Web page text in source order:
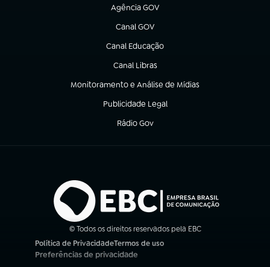
Agência GOV
(abre em nova aba)
Canal GOV
(abre em nova aba)
Canal Educação
(abre em nova aba)
Canal Libras
(abre em nova aba)
Monitoramento e Análise de Mídias
(abre em nova aba)
Publicidade Legal
(abre em nova aba)
Rádio Gov
(abre em nova aba)
© Todos os direitos reservados pela EBC
Política de Privacidade
(abre em nova aba)
Termos de uso
(abre em nova aba)
Preferências de privacidade